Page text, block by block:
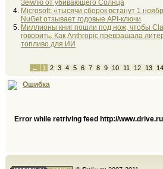
Землю от убивающего Солнца
Microsoft: «тысячи сборок встанут 1
NuGet отзывает годовые API-ключи
Миллионы книг пошли под нож, чтобы
говорить. Как Anthropic превращала
топливо для ИИ
← 1 2 3 4 5 6 7 8 9 10 11 12 13 14
Ошибка
Error while retriving feed http://